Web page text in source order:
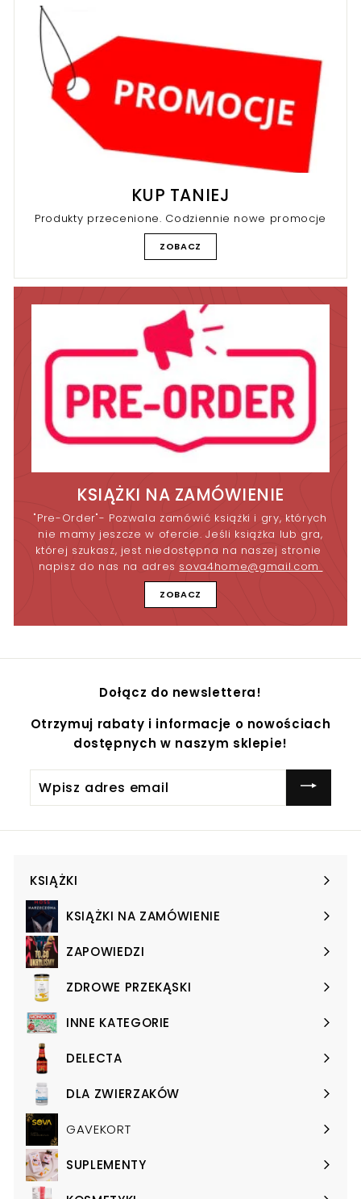
KUP TANIEJ
Produkty przecenione. Codziennie nowe promocje
ZOBACZ
KSIĄŻKI NA ZAMÓWIENIE
"Pre-Order"- Pozwala zamówić książki i gry, których
nie mamy jeszcze w ofercie. Jeśli książka lub gra,
której szukasz, jest niedostępna na naszej stronie
napisz do nas na adres sova4home@gmail.com
ZOBACZ
Dołącz do newslettera!
Otrzymuj rabaty i informacje o nowościach
dostępnych w naszym sklepie!
adres
KSIĄŻKI
Expand
submenuKSIĄŻKI NA ZAMÓWIENIE
Expand
submenuZAPOWIEDZI
Expand
submenuZDROWE PRZEKĄSKI
Expand
submenuINNE KATEGORIE
Expand
submenuDELECTA
Expand
submenuDLA ZWIERZAKÓW
Expand
submenuGAVEKORT
SUPLEMENTY
Expand
submenu